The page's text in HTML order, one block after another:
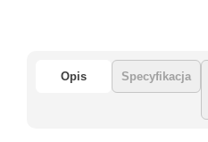
Opis Specyfikacja